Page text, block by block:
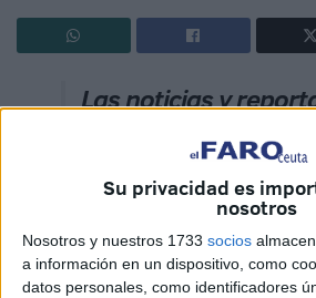
Su privacidad es
nosotros
Nosotros y nuestros 1733 socios
a información en un dispositivo, como
datos personales, como identificadores
Las noticias y
destacados de esta
la edición digital de
Ceuta
Un repaso a las 5 noticias más
deEl Faro de Ceuta: